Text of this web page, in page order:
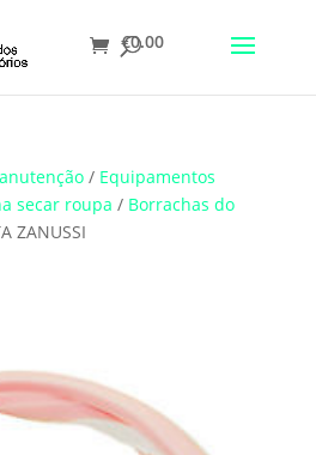
€0.00
/ Equipamentos
secar roupa / Borrachas do
ZANUSSI